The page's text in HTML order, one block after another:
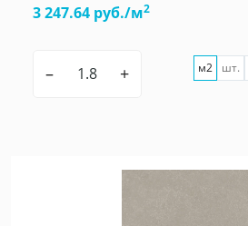
3 247.64 руб./м2
– + м2 шт.